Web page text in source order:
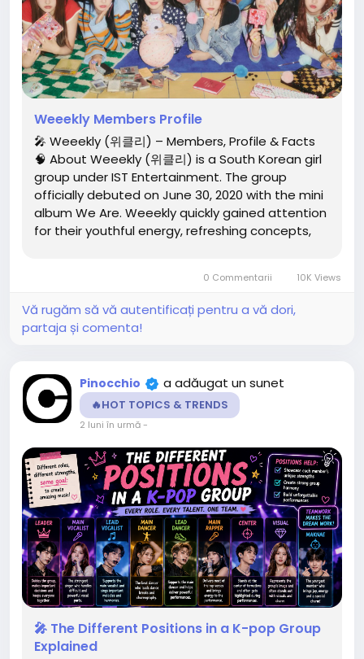
Weeekly Members Profile
🎤 Weeekly (위클리) – Members, Profile & Facts
🧠 About Weeekly (위클리) is a South Korean girl
group under IST Entertainment. The group
officially debuted on June 30, 2020 with the mini
album We Are. Weeekly quickly gained attention
for their youthful energy, refreshing concepts,
0 Commentarii 10K Views
Vă rugăm să vă autentificați pentru a vă dori,
partaja și comenta!
Pinocchio a adăugat un sunet
🔥HOT TOPICS & TRENDS
2 luni în urmă-
🎤 The Different Positions in a K-pop Group
Explained